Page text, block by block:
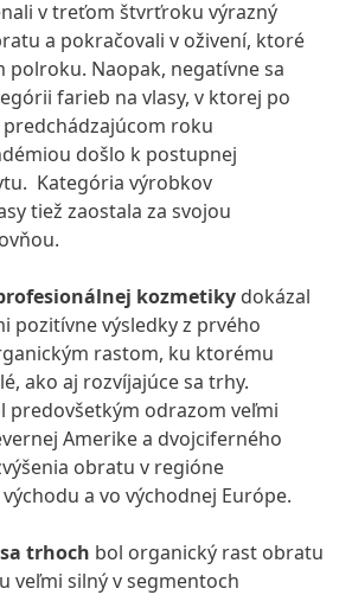
v treťom štvrťroku výrazný
a pokračovali v oživení, ktoré
polroku. Naopak, negatívne sa
farieb na vlasy, v ktorej po
roku
došlo k postupnej
Kategória výrobkov
tiež zaostala za svojou
kozmetiky dokázal
pozitívne výsledky z prvého
rastom, ku ktorému
ako aj rozvíjajúce sa trhy.
predovšetkým odrazom veľmi
Amerike a dvojciferného
obratu v regióne
a vo východnej Európe.
trhoch bol organický rast obratu
veľmi silný v segmentoch